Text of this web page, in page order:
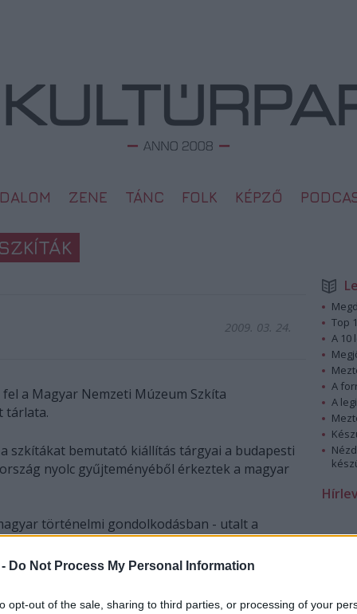
Do Not Process My Personal Information
opt-out of the sale, sharing to third parties, or processing of your
ZENE TÁNC FOLK KÉPZŐ
2009. 03. 24.
a Magyar Nemzeti Múzeum Szkíta
tárlata.
szkítákat bemutató kiállítás tárgyai a budapesti
nyolc gyűjteményéből érkeztek a magyar
történelmi gondolkodásban - utalt a
Hiller István. Az oktatási és kulturális tárca
Múzeum tárlata jól beleilleszkedik abba a
az utóbbi időkben nemzetközi „kiállításvárossá”
Top
A 10
A
A